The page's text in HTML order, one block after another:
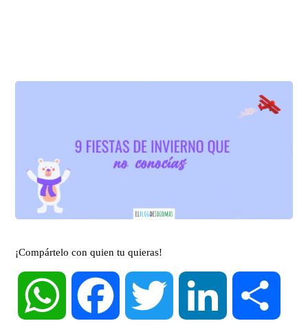
¡Compártelo con quien tu quieras!
WhatsApp Facebook Twitter LinkedIn